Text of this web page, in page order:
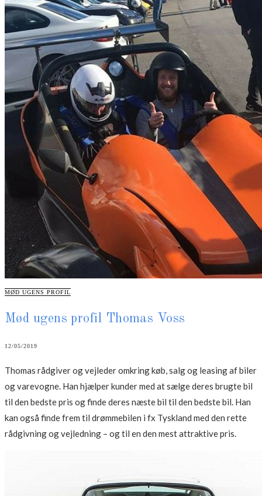
CATEGORIES
MØD UGENS PROFIL
Mød ugens profil Thomas Voss
12/05/2019
Thomas rådgiver og vejleder omkring køb, salg og leasing af biler
og varevogne. Han hjælper kunder med at sælge deres brugte bil
til den bedste pris og finde deres næste bil til den bedste bil. Han
kan også finde frem til drømmebilen i fx Tyskland med den rette
rådgivning og vejledning – og til en den mest attraktive pris.